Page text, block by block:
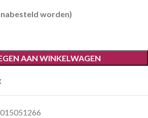
worden)
AAN WINKELWAGEN